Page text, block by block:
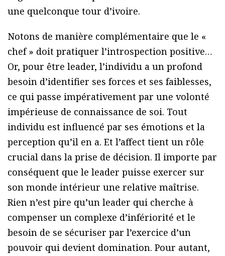
une quelconque tour d’ivoire.
Notons de manière complémentaire que le «
chef » doit pratiquer l’introspection positive…
Or, pour être leader, l’individu a un profond
besoin d’identifier ses forces et ses faiblesses,
ce qui passe impérativement par une volonté
impérieuse de connaissance de soi. Tout
individu est influencé par ses émotions et la
perception qu’il en a. Et l’affect tient un rôle
crucial dans la prise de décision. Il importe par
conséquent que le leader puisse exercer sur
son monde intérieur une relative maîtrise.
Rien n’est pire qu’un leader qui cherche à
compenser un complexe d’infériorité et le
besoin de se sécuriser par l’exercice d’un
pouvoir qui devient domination. Pour autant,